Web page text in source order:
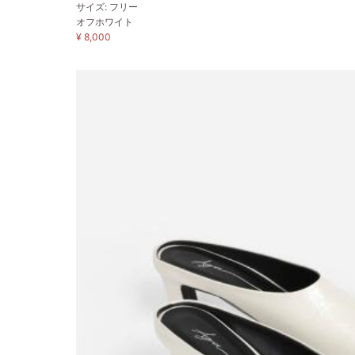
サイズ: フリー
オフホワイト
¥ 8,000